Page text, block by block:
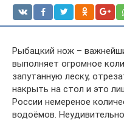
Рыбацкий нож –
выполняет огромное
запутанную леску,
накрыть на стол и это
России немереное
водоёмов.